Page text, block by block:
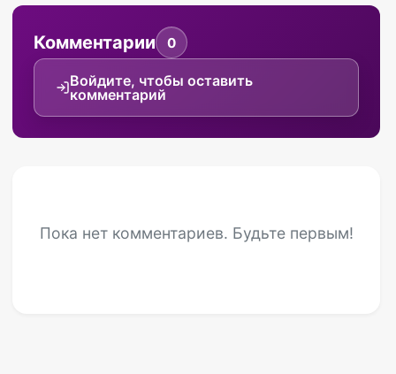
Комментарии 0
Войдите, чтобы оставить
комментарий
Пока нет комментариев. Будьте первым!